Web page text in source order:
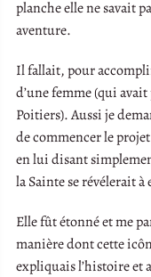
planche elle ne savait
aventure.
Il fallait, pour
d’une femme (qui
Poitiers). Aussi je
de commencer le
en lui disant
la Sainte se révélerait à
Elle fût étonné et me
manière dont cette
expliquais l’histoire et